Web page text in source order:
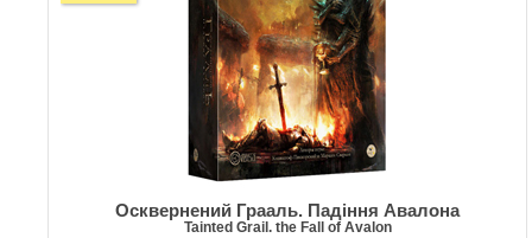
Осквернений Грааль. Падіння Авалона
Tainted Grail. the Fall of Avalon